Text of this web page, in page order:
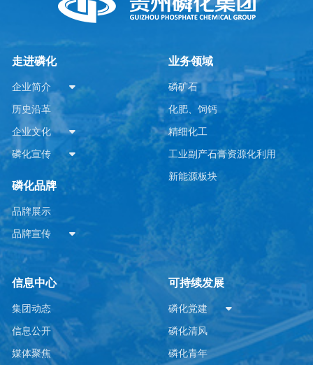
走进磷化
企业简介
历史沿革
企业文化
磷化宣传
磷化品牌
品牌展示
品牌宣传
业务领域
磷矿石
化肥、饲钙
精细化工
工业副产石膏资源化利用
新能源板块
信息中心
集团动态
信息公开
媒体聚焦
可持续发展
磷化党建
磷化清风
磷化青年